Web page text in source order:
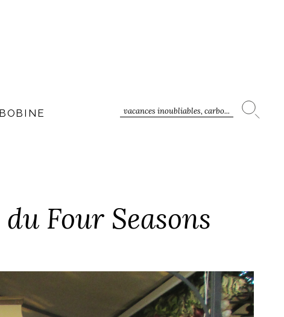
vacances inoubliables, carbo...
BOBINE
Four Seasons